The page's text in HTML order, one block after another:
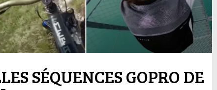
SÉQUENCES GOPRO DE